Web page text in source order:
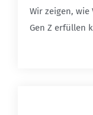
Wir zeigen,
Gen Z erfüllen